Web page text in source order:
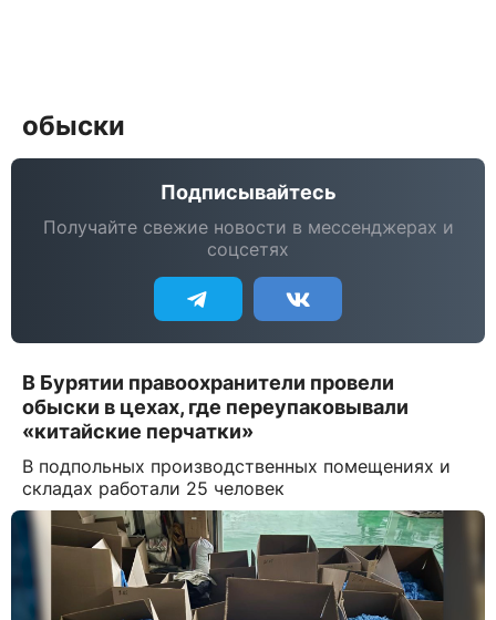
обыски
Подписывайтесь
Получайте свежие новости в мессенджерах и
соцсетях
В Бурятии правоохранители провели
обыски в цехах, где переупаковывали
«китайские перчатки»
В подпольных производственных помещениях и
складах работали 25 человек